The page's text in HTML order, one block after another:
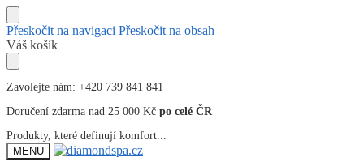
Přeskočit na navigaci Přeskočit na obsah
Váš košík
Zavolejte nám: +420 739 841 841
Doručení zdarma nad 25 000 Kč po celé ČR
Produkty, které definují komfort...
MENU